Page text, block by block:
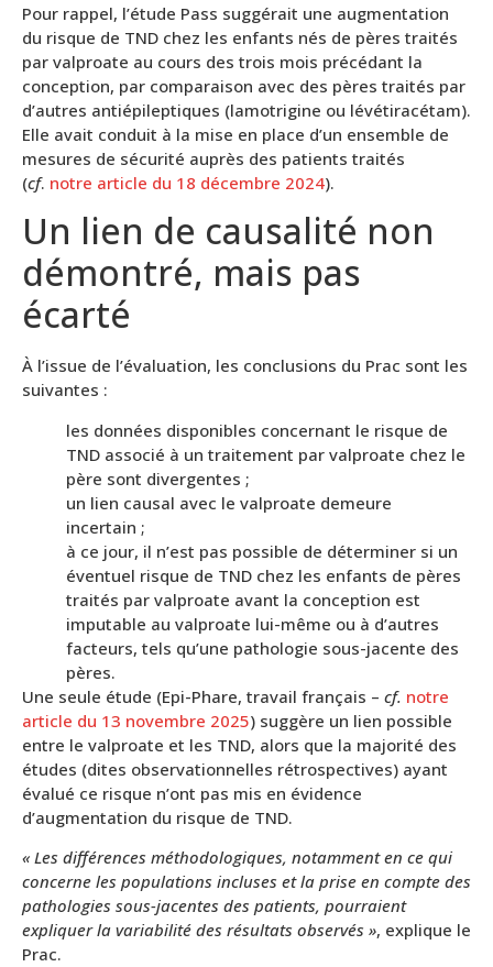
Pour rappel, l’étude Pass suggérait une augmentation
du risque de TND chez les enfants nés de pères traités
par valproate au cours des trois mois précédant la
conception, par comparaison avec des pères traités par
d’autres antiépileptiques (lamotrigine ou lévétiracétam).
Elle avait conduit à la mise en place d’un ensemble de
mesures de sécurité auprès des patients traités
(cf. notre article du 18 décembre 2024).
Un lien de causalité non
démontré, mais pas
écarté
À l’issue de l’évaluation, les conclusions du Prac sont les
suivantes :
les données disponibles concernant le risque de
TND associé à un traitement par valproate chez le
père sont divergentes ;
un lien causal avec le valproate demeure
incertain ;
à ce jour, il n’est pas possible de déterminer si un
éventuel risque de TND chez les enfants de pères
traités par valproate avant la conception est
imputable au valproate lui-même ou à d’autres
facteurs, tels qu’une pathologie sous-jacente des
pères.
Une seule étude (Epi-Phare, travail français – cf. notre
article du 13 novembre 2025) suggère un lien possible
entre le valproate et les TND, alors que la majorité des
études (dites observationnelles rétrospectives) ayant
évalué ce risque n’ont pas mis en évidence
d’augmentation du risque de TND.
« Les différences méthodologiques, notamment en ce qui
concerne les populations incluses et la prise en compte des
pathologies sous-jacentes des patients, pourraient
expliquer la variabilité des résultats observés », explique le
Prac.